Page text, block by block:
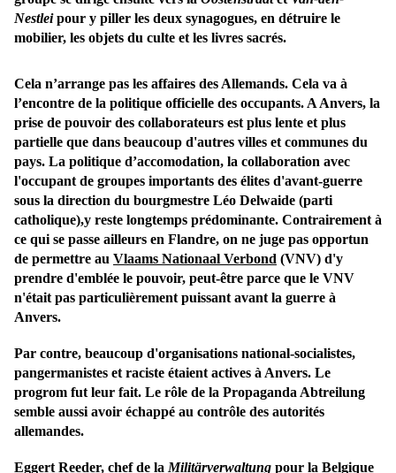
Nestleipour y piller les deux synagogues, en détruire le
mobilier, les objets du culte et les livres sacrés.
Cela n’arrange pas les affaires des Allemands. Cela va à
l’encontre de la politique officielle des occupants. A Anvers, la
prise de pouvoir des collaborateurs est plus lente et plus
partielle que dans beaucoup d'autres villes et communes du
pays. La politique d’accomodation, la collaboration avec
l'occupant de groupes importants des élites d'avant-guerre
sous la direction du bourgmestre Léo Delwaide (parti
catholique),y reste longtemps prédominante. Contrairement à
ce qui se passe ailleurs en Flandre, on ne juge pas opportun
de permettre au Vlaams Nationaal Verbond (VNV) d'y
prendre d'emblée le pouvoir, peut-être parce que le VNV
n'était pas particulièrement puissant avant la guerre à
Anvers.
Par contre, beaucoup d'organisations national-socialistes,
pangermanistes et raciste étaient actives à Anvers. Le
progrom fut leur fait. Le rôle de la Propaganda Abtreilung
semble aussi avoir échappé au contrôle des autorités
allemandes.
Eggert Reeder, chef de la Militärverwaltung pour la Belgique